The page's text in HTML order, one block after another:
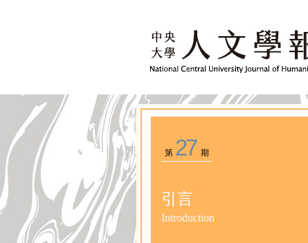
第 27 期
引言
Introduction